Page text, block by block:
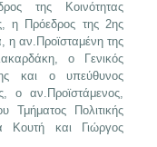
της Κοινότητας
η Πρόεδρος της 2ης
η αν.Προϊσταμένη της
ο Γενικός
και ο υπεύθυνος
ο αν.Προϊστάμενος,
Τμήματος Πολιτικής
Κουτή και Γιώργος